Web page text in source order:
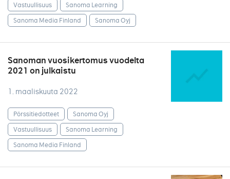
Vastuullisuus
Sanoma Learning
Sanoma Media Finland
Sanoma Oyj
Sanoman vuosikertomus vuodelta
2021 on julkaistu
1. maaliskuuta 2022
Pörssitiedotteet
Sanoma Oyj
Vastuullisuus
Sanoma Learning
Sanoma Media Finland